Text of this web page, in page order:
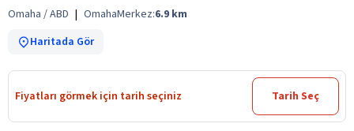
Omaha / ABD | OmahaMerkez:6.9 km
Haritada Gör
Fiyatları görmek için tarih seçiniz Tarih Seç